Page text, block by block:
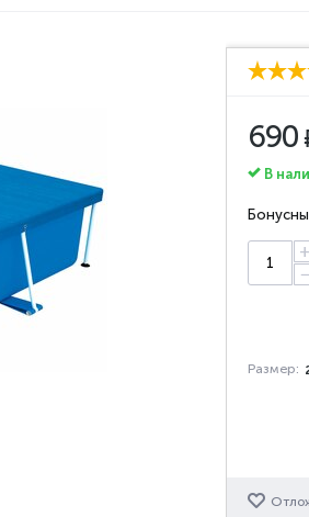
690
В
+
−
Размер: